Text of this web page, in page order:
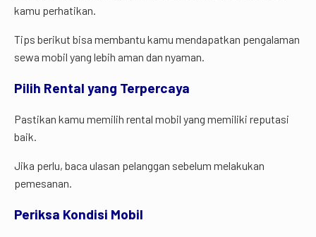
kamu perhatikan.
Tips berikut bisa membantu kamu mendapatkan pengalaman
sewa mobil yang lebih aman dan nyaman.
Pilih Rental yang Terpercaya
Pastikan kamu memilih rental mobil yang memiliki reputasi
baik.
Jika perlu, baca ulasan pelanggan sebelum melakukan
pemesanan.
Periksa Kondisi Mobil